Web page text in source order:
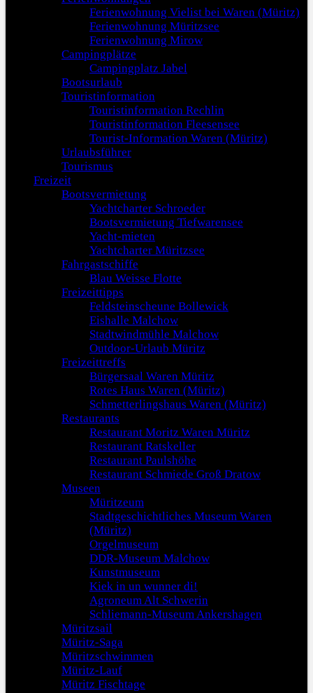
Ferienwohnung Vielist bei Waren (Müritz)
Ferienwohnung Müritzsee
Ferienwohnung Mirow
Campingplätze
Campingplatz Jabel
Bootsurlaub
Touristinformation
Touristinformation Rechlin
Touristinformation Fleesensee
Tourist-Information Waren (Müritz)
Urlaubsführer
Tourismus
Freizeit
Bootsvermietung
Yachtcharter Schroeder
Bootsvermietung Tiefwarensee
Yacht-mieten
Yachtcharter Müritzsee
Fahrgastschiffe
Blau Weisse Flotte
Freizeittipps
Feldsteinscheune Bollewick
Eishalle Malchow
Stadtwindmühle Malchow
Outdoor-Urlaub Müritz
Freizeittreffs
Bürgersaal Waren Müritz
Rotes Haus Waren (Müritz)
Schmetterlingshaus Waren (Müritz)
Restaurants
Restaurant Moritz Waren Müritz
Restaurant Ratskeller
Restaurant Paulshöhe
Restaurant Schmiede Groß Dratow
Museen
Müritzeum
Stadtgeschichtliches Museum Waren
(Müritz)
Orgelmuseum
DDR-Museum Malchow
Kunstmuseum
Kiek in un wunner di!
Agroneum Alt Schwerin
Schliemann-Museum Ankershagen
Müritzsail
Müritz-Saga
Müritzschwimmen
Müritz-Lauf
Müritz Fischtage